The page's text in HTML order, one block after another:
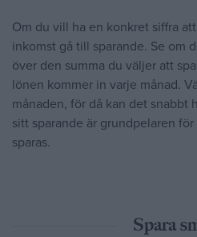
Om du vill ha en konkret siffra
inkomst gå till sparande. Se om
över den summa du väljer att
lönen kommer in varje månad.
månaden, för då kan det snabbt
sitt sparande är grundpelaren
sparas.
Spara